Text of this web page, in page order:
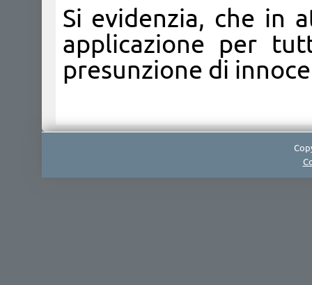
Si evidenzia, che in
applicazione per
presunzione di